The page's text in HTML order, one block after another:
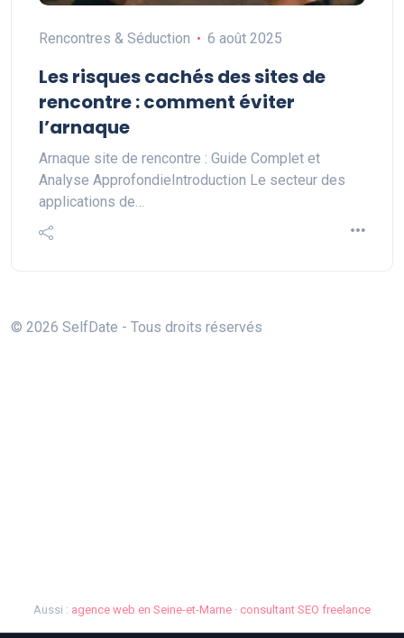
Rencontres & Séduction 6 août 2025
Les risques cachés des sites de
rencontre : comment éviter
l’arnaque
Arnaque site de rencontre : Guide Complet et
Analyse ApprofondieIntroduction Le secteur des
applications de…
© 2026 SelfDate - Tous droits réservés
Aussi : agence web en Seine-et-Marne · consultant SEO freelance